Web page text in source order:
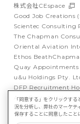
株式会社CEspace
Good Job Creations
Scientec Consulting
The Chapman
Oriental Aviation
Ethos
Quay
u&u Holdings Pty.
DFP Recruitment
Asia Recruit
WILLOF Vietnam
「同意する」をクリックす
況を分析し、弊社のマーケ
保存することに同意したこと